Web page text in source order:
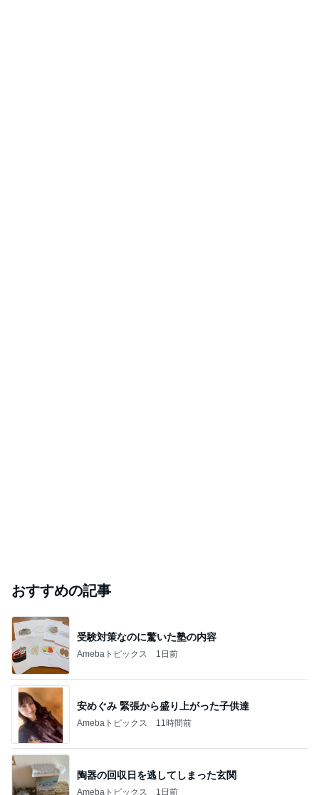
おすすめの記事
受験対策なのに驚いた塾の内容
Amebaトピックス 1日前
安めぐみ 緊張から盛り上がった子供達
Amebaトピックス 11時間前
陶器の回収日を逃してしまった玄関
Amebaトピックス 1日前